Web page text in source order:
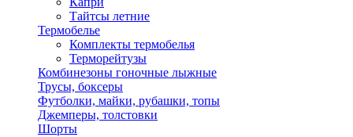
Тайтсы летние
Термобелье
Комплекты термобелья
Терморейтузы
Комбинезоны гоночные лыжные
Трусы, боксеры
Футболки, майки, рубашки, топы
Джемперы, толстовки
Шорты